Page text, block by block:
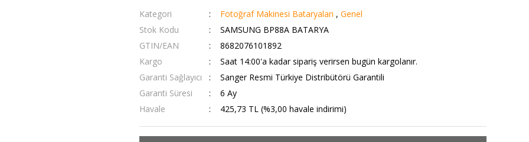
Kategori Fotoğraf Makinesi Bataryaları , Genel
Stok Kodu
SAMSUNG BP88A BATARYA
GTIN/EAN
8682076101892
Kargo
Saat 14:00'a kadar sipariş verirsen bugün kargolanır.
Garanti Sağlayıcı
Sanger Resmi Türkiye Distribütörü Garantili
Garanti Süresi
6 Ay
Havale
425,73 TL (%3,00 havale indirimi)